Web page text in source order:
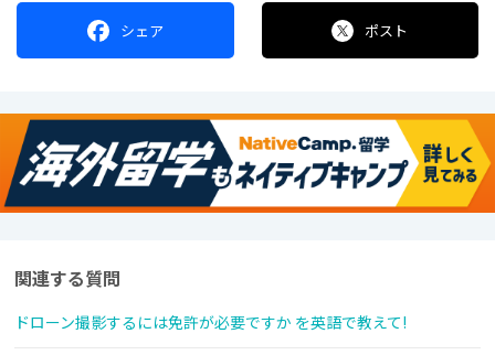
シェア ポスト
関連する質問
ドローン撮影するには免許が必要ですか を英語で教えて!